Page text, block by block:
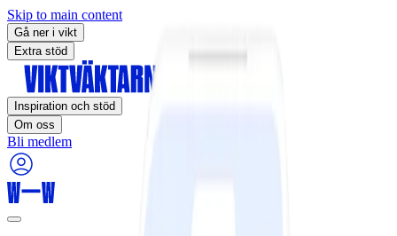
Skip to main content
Gå ner i vikt
Extra stöd
Inspiration och stöd
Om oss
Bli medlem